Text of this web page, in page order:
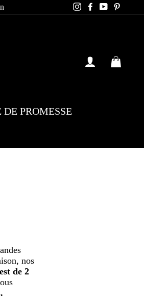
InstagramFacebookYouTube
SE
DE PROMESSE
nos
de 2
.